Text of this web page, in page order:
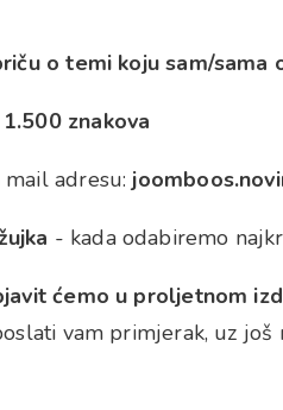
o temi koju sam/sama
znakova
mail adresu:
- kada odabiremo
ćemo u proljetnom
vam primjerak, uz još